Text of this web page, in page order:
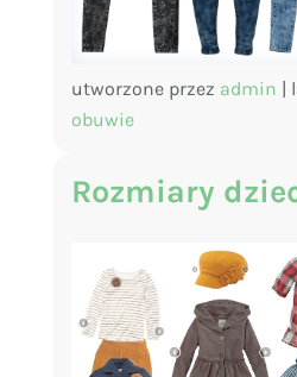
utworzone przez admin |
obuwie
Rozmiary